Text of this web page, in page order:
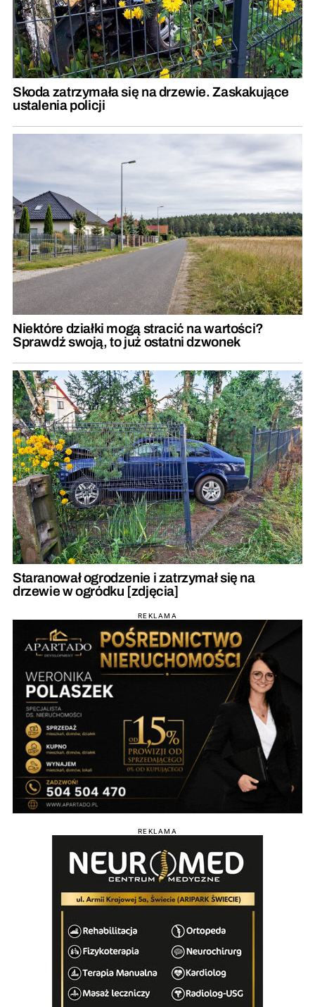
Skoda zatrzymała się na drzewie. Zaskakujące
ustalenia policji
Niektóre działki mogą stracić na wartości?
Sprawdź swoją, to już ostatni dzwonek
Staranował ogrodzenie i zatrzymał się na
drzewie w ogródku [zdjęcia]
REKLAMA
REKLAMA